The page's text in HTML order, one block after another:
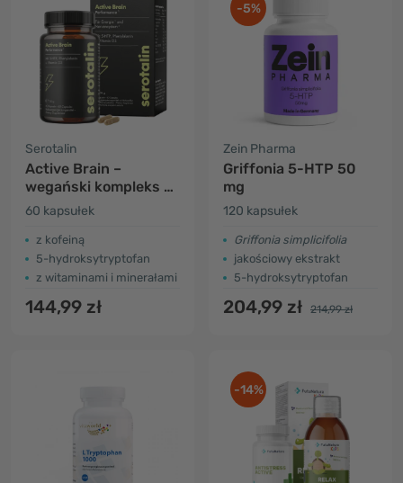
Serotalin
Active Brain –
wegański kompleks z
5-HTP
60 kapsułek
z kofeiną
5-hydroksytryptofan
z witaminami i minerałami
144,99 zł
-5%
Zein Pharma
Griffonia 5-HTP 50
mg
120 kapsułek
Griffonia simplicifolia
jakościowy ekstrakt
5-hydroksytryptofan
204,99 zł 214,99 zł
-14%